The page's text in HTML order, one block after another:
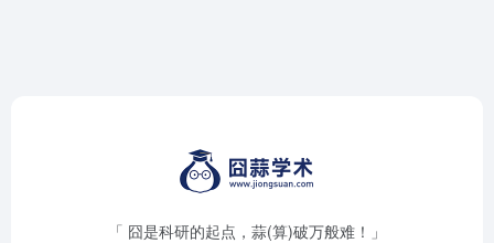
「 囧是科研的起点，蒜(算)破万般难！」